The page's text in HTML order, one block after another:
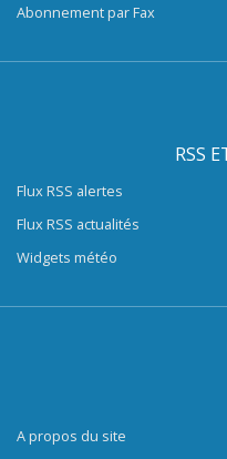
Abonnement par Fax
RSS
Flux RSS alertes
Flux RSS actualités
Widgets météo
A propos du site